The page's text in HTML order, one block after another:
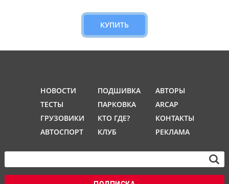
КУПИТЬ
НОВОСТИ
ТЕСТЫ
ГРУЗОВИКИ
АВТОСПОРТ
ПОДШИВКА
ПАРКОВКА
КТО ГДЕ?
КЛУБ
АВТОРЫ
ARCAP
КОНТАКТЫ
РЕКЛАМА